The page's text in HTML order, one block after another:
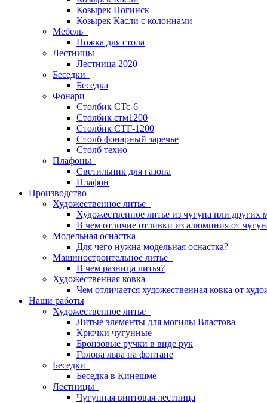
Козырек Ногинск
Козырек Касли с колоннами
Мебель
Ножка для стола
Лестницы
Лестница 2020
Беседки
Беседка
Фонари
Столбик СТс-6
Столбик стм1200
Столбик СТГ-1200
Столб фонарный заречье
Столб техно
Плафоны
Светильник для газона
Плафон
Производство
Художественное литье
Художественное литье из чугуна или других
В чем отличие отливки из алюминия от
Модельная оснастка
Для чего нужна модельная оснастка?
Машиностроительное литье
В чем разница литья?
Художественная ковка
Чем отличается художественная ковка от
Наши работы
Художественное литье
Литые элементы для могилы Властова
Крючки чугунные
Бронзовые ручки в виде рук
Голова льва на фонтане
Беседки
Беседка в Кинешме
Лестницы
Чугунная винтовая лестница